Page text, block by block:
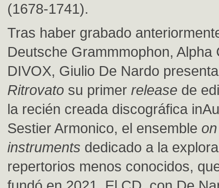
(1678-1741).
Tras haber grabado
Deutsche Grammmophon, Alpha
DIVOX, Giulio De Nardo
Ritrovato su primer release de
la recién creada discográfica
Sestier Armonico, el ensemble
instruments dedicado a la
repertorios menos conocidos,